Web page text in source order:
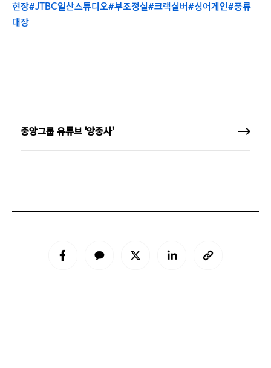
현장#JTBC일산스튜디오#부조정실#크랙실버#싱어게인#풍류
대장
중앙그룹 유튜브 '앙중사'